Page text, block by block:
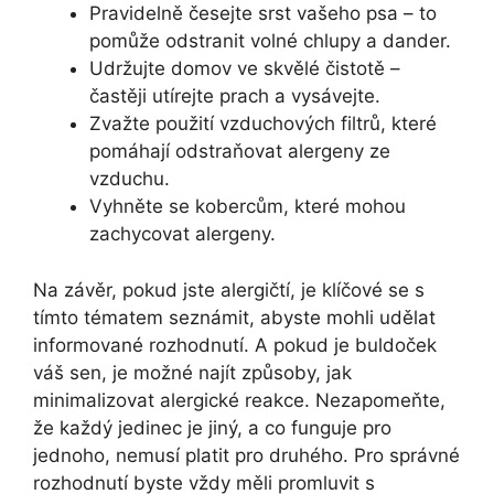
Pravidelně česejte srst vašeho psa – ⁣to
pomůže odstranit ⁢volné chlupy ⁢a dander.
Udržujte domov ve skvělé⁤ čistotě –
častěji⁣ utírejte prach a​ vysávejte.
Zvažte použití vzduchových filtrů,⁤ které
pomáhají odstraňovat alergeny ze
vzduchu.
Vyhněte se ‍kobercům, které‌ mohou ​
zachycovat alergeny.
Na závěr, pokud jste alergičtí, je klíčové se s
tímto tématem seznámit, abyste ‍mohli udělat
informované rozhodnutí. A pokud ⁢je buldoček
váš sen,‍ je možné najít způsoby, jak
minimalizovat alergické reakce. ⁤Nezapomeňte,
že každý ‌jedinec je jiný, ‌a ​co funguje pro
jednoho, nemusí platit‌ pro druhého. Pro správné
rozhodnutí byste vždy měli promluvit s